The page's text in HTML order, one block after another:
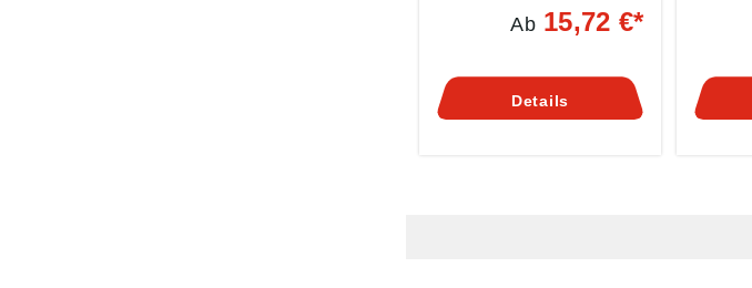
von 1,5 bis 5,0 mm
Angaben gemäß
Monheimer Ketten- u.
Metallwarenindustrie,
Ab 15,72 €*
Details
von